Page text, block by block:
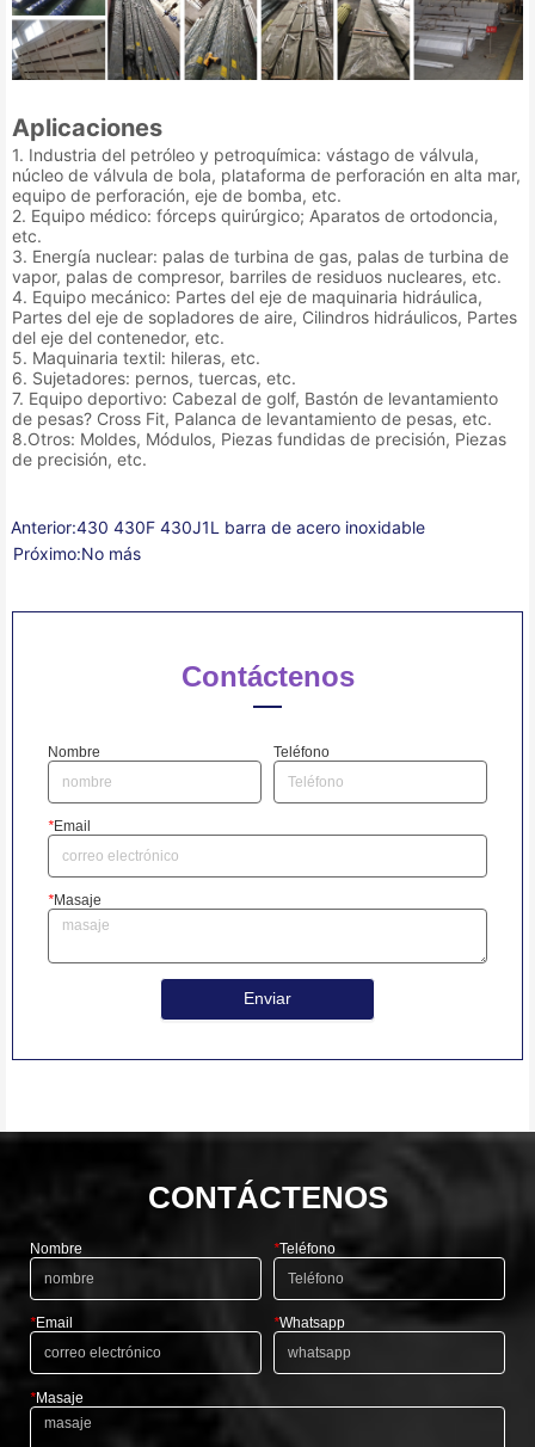
Aplicaciones
1. Industria del petróleo y petroquímica: vástago de válvula,
núcleo de válvula de bola, plataforma de perforación en alta mar,
equipo de perforación, eje de bomba, etc.
2. Equipo médico: fórceps quirúrgico; Aparatos de ortodoncia,
etc.
3. Energía nuclear: palas de turbina de gas, palas de turbina de
vapor, palas de compresor, barriles de residuos nucleares, etc.
4. Equipo mecánico: Partes del eje de maquinaria hidráulica,
Partes del eje de sopladores de aire, Cilindros hidráulicos, Partes
del eje del contenedor, etc.
5. Maquinaria textil: hileras, etc.
6. Sujetadores: pernos, tuercas, etc.
7. Equipo deportivo: Cabezal de golf, Bastón de levantamiento
de pesas? Cross Fit, Palanca de levantamiento de pesas, etc.
8.Otros: Moldes, Módulos, Piezas fundidas de precisión, Piezas
de precisión, etc.
Anterior:430 430F 430J1L barra de acero inoxidable
Próximo:No más
Contáctenos
Nombre Teléfono
*Email
*Masaje
Enviar
CONTÁCTENOS
Nombre *Teléfono
*Email *Whatsapp
*Masaje